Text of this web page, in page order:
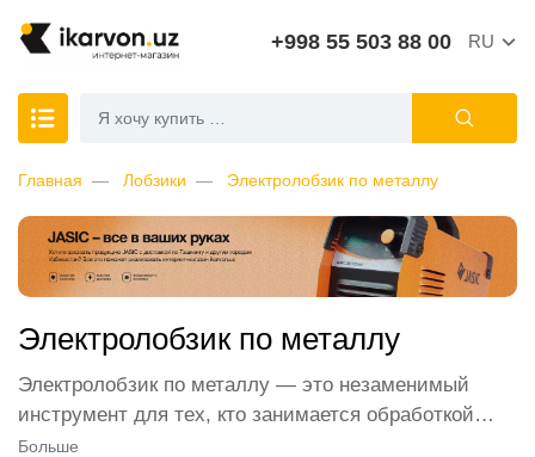
+998 55 503 88 00 RU
Главная Лобзики Электролобзик по металлу
Электролобзик по металлу
Электролобзик по металлу — это незаменимый
инструмент для тех, кто занимается обработкой
металлических материалов, как в домашних
Больше